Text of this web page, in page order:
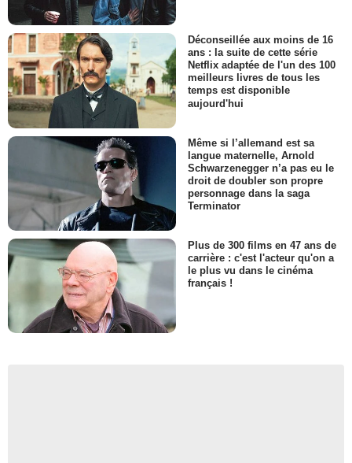
Déconseillée aux moins de 16
ans : la suite de cette série
Netflix adaptée de l'un des 100
meilleurs livres de tous les
temps est disponible
aujourd'hui
Même si l’allemand est sa
langue maternelle, Arnold
Schwarzenegger n’a pas eu le
droit de doubler son propre
personnage dans la saga
Terminator
Plus de 300 films en 47 ans de
carrière : c'est l'acteur qu'on a
le plus vu dans le cinéma
français !